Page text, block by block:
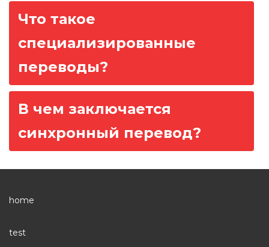
Н
г
и
я
п
з
а
Что такое
специализированные
переводы?
В чем заключается
синхронный перевод?
home
test